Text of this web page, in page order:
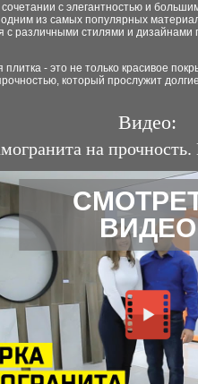
с элегантностью и
одним из самых популярных
с различными стилями и
плитка - это не только красивое
который прослужит
Видео:
на
ВИДЕО